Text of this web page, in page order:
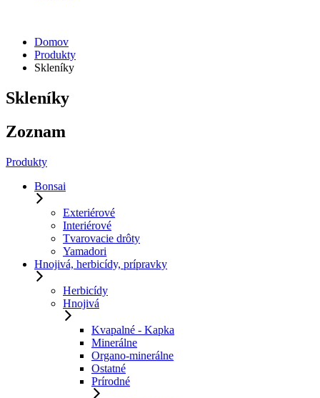
Domov
Produkty
Skleníky
Skleníky
Zoznam
Produkty
Bonsai
Exteriérové
Interiérové
Tvarovacie drôty
Yamadori
Hnojivá, herbicídy, prípravky
Herbicídy
Hnojivá
Kvapalné - Kapka
Minerálne
Organo-minerálne
Ostatné
Prírodné